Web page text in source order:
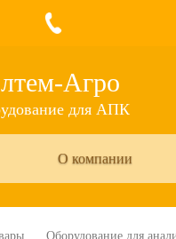
для АПК
О компании
Оборудование для